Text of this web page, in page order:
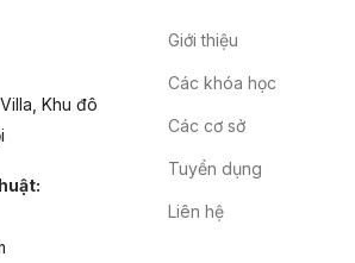
Khu đô
Giới thiệu
Các khóa học
Các cơ sở
Tuyển dụng
Liên hệ